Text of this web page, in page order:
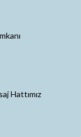
Hattımız